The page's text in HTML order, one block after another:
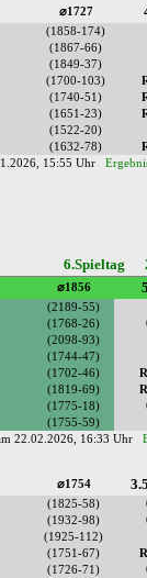
⌀1727
(1858-174)
(1867-66)
(1849-37)
(1700-103)
(1740-51)
(1651-23)
(1522-20)
(1632-78)
15:55 Uhr
6.Spieltag
⌀1856
(2189-55)
(1768-26)
(2098-93)
(1744-47)
(1702-46)
(1819-69)
(1775-18)
(1755-59)
22.02.2026, 16:33 Uhr
⌀1754
(1825-58)
(1932-98)
(1925-112)
(1751-67)
(1726-71)